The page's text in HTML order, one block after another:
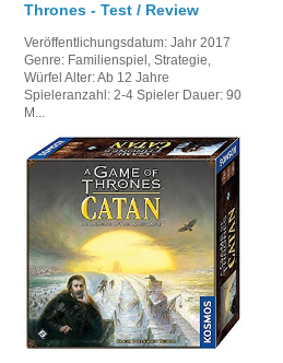
Thrones - Test / Review
Veröffentlichungsdatum: Jahr 2017
Genre: Familienspiel, Strategie,
Würfel Alter: Ab 12 Jahre
Spieleranzahl: 2-4 Spieler Dauer: 90
M...